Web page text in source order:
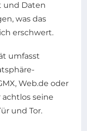
und Daten
was das
erschwert.
umfasst
Web.de oder
seine
und Tor.